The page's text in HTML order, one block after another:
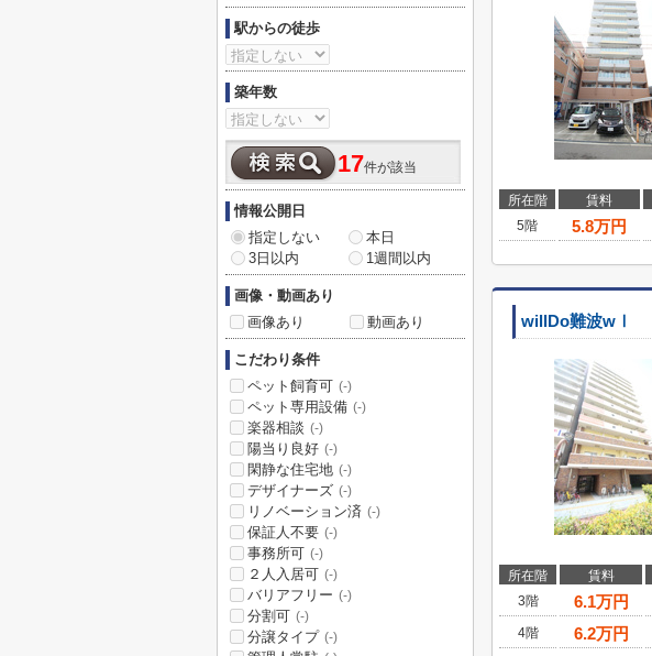
所在階 賃料
5階
5.8万円
willDo難波wⅠ
所在階 賃料
3階
6.1万円
4階
6.2万円
駅からの徒歩
築年数
17件が該当
情報公開日
指定しない
本日
3日以内
1週間以内
画像・動画あり
画像あり
動画あり
こだわり条件
ペット飼育可 (-)
ペット専用設備 (-)
楽器相談 (-)
陽当り良好 (-)
閑静な住宅地 (-)
デザイナーズ (-)
リノベーション済 (-)
保証人不要 (-)
事務所可 (-)
２人入居可 (-)
バリアフリー (-)
分割可 (-)
分譲タイプ (-)